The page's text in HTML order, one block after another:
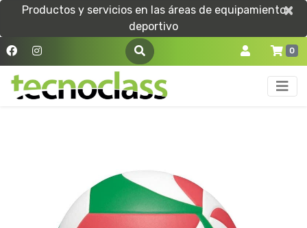
Productos y servicios en las áreas de equipamiento
deportivo
×
×
0